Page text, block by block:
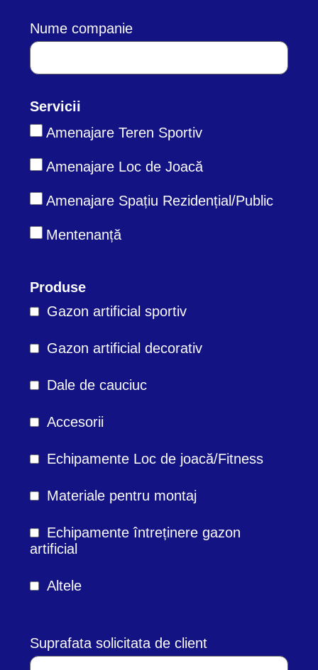
Nume companie
Servicii
Amenajare Teren Sportiv
Amenajare Loc de Joacă
Amenajare Spațiu Rezidențial/Public
Mentenanță
Produse
Gazon artificial sportiv
Gazon artificial decorativ
Dale de cauciuc
Accesorii
Echipamente Loc de joacă/Fitness
Materiale pentru montaj
Echipamente întreținere gazon
artificial
Altele
Suprafata solicitata de client